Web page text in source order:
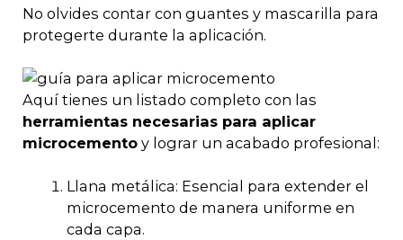
No olvides contar con guantes y mascarilla para
protegerte durante la aplicación.
Aquí tienes un listado completo con las
herramientas necesarias para aplicar
microcemento y lograr un acabado profesional:
Llana metálica: Esencial para extender el
microcemento de manera uniforme en
cada capa.